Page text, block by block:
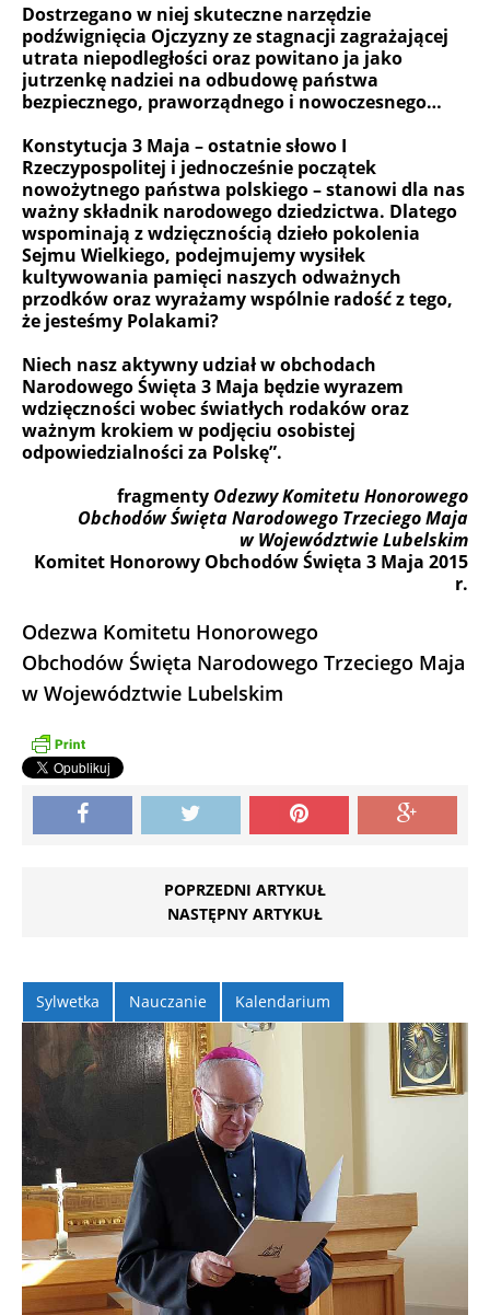
Dostrzegano w niej skuteczne narzędzie
podźwignięcia Ojczyzny ze stagnacji zagrażającej
utrata niepodległości oraz powitano ja jako
jutrzenkę nadziei na odbudowę państwa
bezpiecznego, praworządnego i nowoczesnego…
Konstytucja 3 Maja – ostatnie słowo I
Rzeczypospolitej i jednocześnie początek
nowożytnego państwa polskiego – stanowi dla nas
ważny składnik narodowego dziedzictwa. Dlatego
wspominają z wdzięcznością dzieło pokolenia
Sejmu Wielkiego, podejmujemy wysiłek
kultywowania pamięci naszych odważnych
przodków oraz wyrażamy wspólnie radość z tego,
że jesteśmy Polakami?
Niech nasz aktywny udział w obchodach
Narodowego Święta 3 Maja będzie wyrazem
wdzięczności wobec światłych rodaków oraz
ważnym krokiem w podjęciu osobistej
odpowiedzialności za Polskę”.
fragmenty Odezwy Komitetu Honorowego
Obchodów Święta Narodowego Trzeciego Maja
w Województwie Lubelskim
Komitet Honorowy Obchodów Święta 3 Maja 2015
r.
Odezwa Komitetu Honorowego
Obchodów Święta Narodowego Trzeciego Maja
w Województwie Lubelskim
POPRZEDNI ARTYKUŁ
NASTĘPNY ARTYKUŁ
Sylwetka Nauczanie Kalendarium